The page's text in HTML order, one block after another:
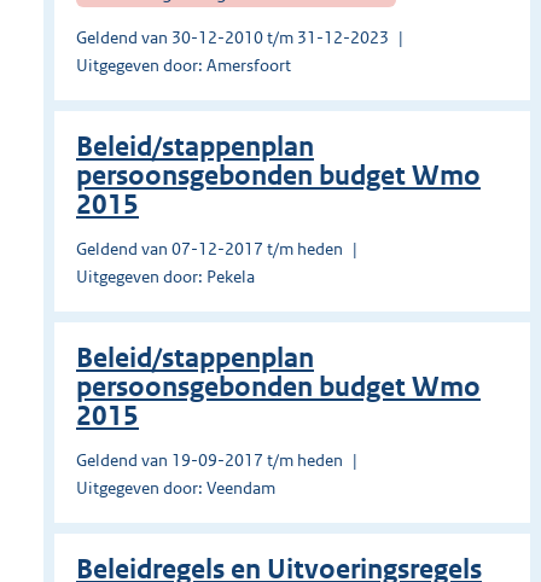
Geldend van 30-12-2010 t/m 31-12-2023
Uitgegeven door: Amersfoort
Beleid/stappenplan
persoonsgebonden budget Wmo
2015
Geldend van 07-12-2017 t/m heden
Uitgegeven door: Pekela
Beleid/stappenplan
persoonsgebonden budget Wmo
2015
Geldend van 19-09-2017 t/m heden
Uitgegeven door: Veendam
Beleidregels en Uitvoeringsregels